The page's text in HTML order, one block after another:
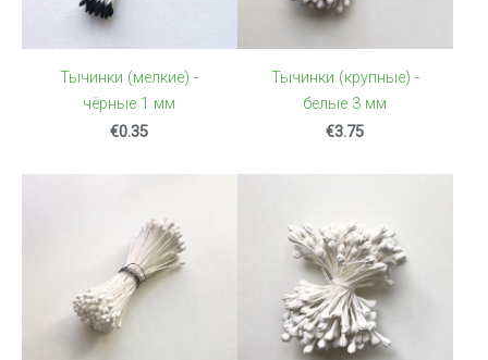
Тычинки (мелкие) -
чёрные 1 мм
€0.35
Тычинки (крупные) -
белые 3 мм
€3.75